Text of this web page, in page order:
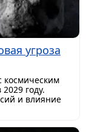
угроза
космическим
году.
и влияние